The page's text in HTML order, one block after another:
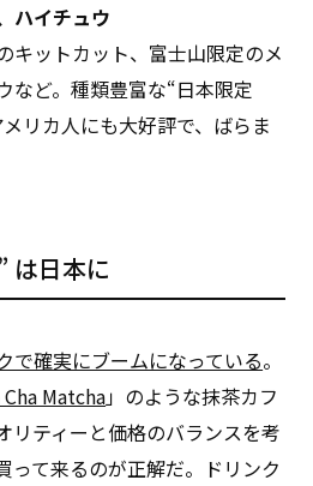
ハイチュウ
キットカット、富士山限定のメ
など。種類豊富な“日本限定
リカ人にも大好評で、ばらま
は日本に
で確実にブームになっている。
Cha Matcha」のような抹茶カフ
リティーと価格のバランスを考
って来るのが正解だ。ドリンク